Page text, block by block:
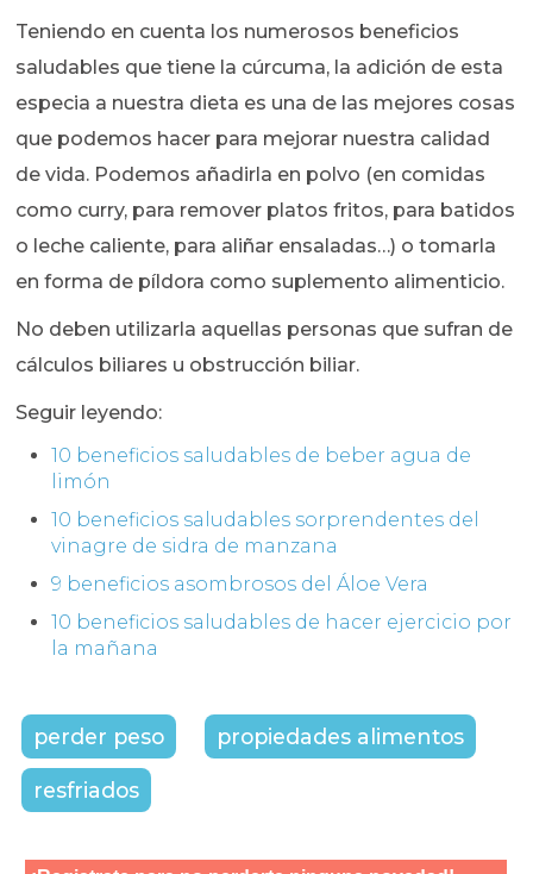
Teniendo en cuenta los numerosos beneficios
saludables que tiene la cúrcuma, la adición de esta
especia a nuestra dieta es una de las mejores cosas
que podemos hacer para mejorar nuestra calidad
de vida. Podemos añadirla en polvo (en comidas
como curry, para remover platos fritos, para batidos
o leche caliente, para aliñar ensaladas…) o tomarla
en forma de píldora como suplemento alimenticio.
No deben utilizarla aquellas personas que sufran de
cálculos biliares u obstrucción biliar.
Seguir leyendo:
10 beneficios saludables de beber agua de
limón
10 beneficios saludables sorprendentes del
vinagre de sidra de manzana
9 beneficios asombrosos del Áloe Vera
10 beneficios saludables de hacer ejercicio por
la mañana
perder peso propiedades alimentos
resfriados